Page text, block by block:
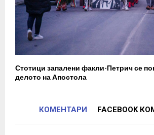
Стотици запалени факли-Петрич се
делото на Апостола
КОМЕНТАРИ FACEBOOK